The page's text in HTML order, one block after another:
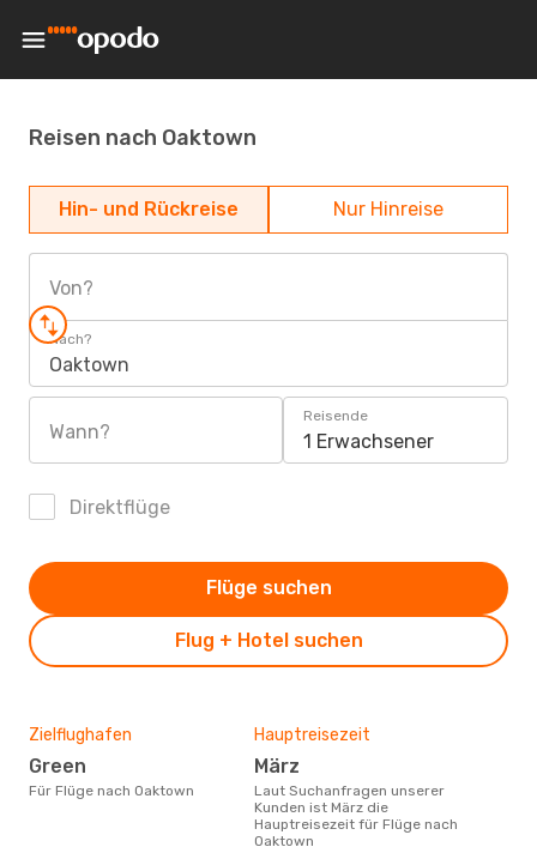
Reisen nach Oaktown
Hin- und Rückreise Nur Hinreise
Von?
Nach?
Oaktown
Wann?
Reisende
1 Erwachsener
Direktflüge
Flug + Hotel suchen
Flüge suchen
Zielflughafen
Green
Für Flüge nach Oaktown
Hauptreisezeit
März
Laut Suchanfragen unserer
Kunden ist März die
Hauptreisezeit für Flüge nach
Oaktown